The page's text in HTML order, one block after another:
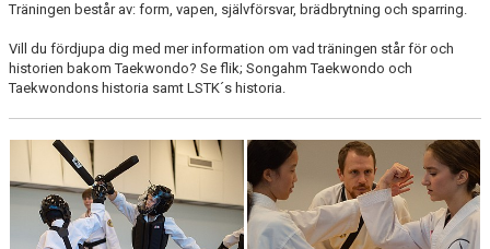
Träningen består av: form, vapen, självförsvar, brädbrytning och sparring.
Vill du fördjupa dig med mer information om vad träningen står för och
historien bakom Taekwondo? Se flik; Songahm Taekwondo och
Taekwondons historia samt LSTK´s historia.